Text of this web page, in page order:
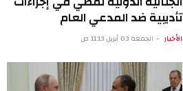
تأديبية ضد المدعي العام
الأخبار الجمعة 03 أبريل 11:13 ص